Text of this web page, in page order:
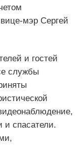
мэр Сергей
и гостей
службы
и спасатели.